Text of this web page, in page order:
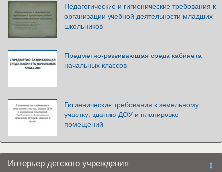
Педагогические и гигиенические требования к
организации учебной деятельности младших
школьников
Предметно-развивающая среда кабинета
начальных классов
Гигиенические требования к земельному
участку, зданию ДОУ и планировке
помещений
Интерьер детского учреждения